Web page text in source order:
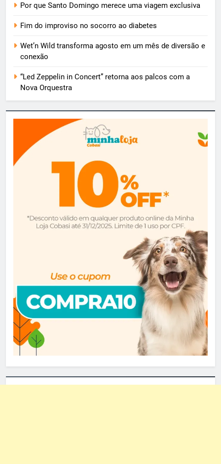
Por que Santo Domingo merece uma viagem exclusiva
Fim do improviso no socorro ao diabetes
Wet’n Wild transforma agosto em um mês de diversão e
conexão
“Led Zeppelin in Concert” retorna aos palcos com a
Nova Orquestra